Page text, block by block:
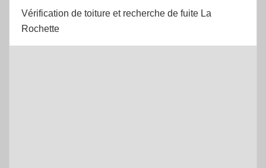
Vérification de toiture et recherche de fuite La
Rochette